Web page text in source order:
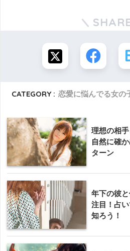
CATEGORY : 恋愛に悩んでる女の
理想の相
自然に確
ターン
年下の彼
注目！占
知ろう！